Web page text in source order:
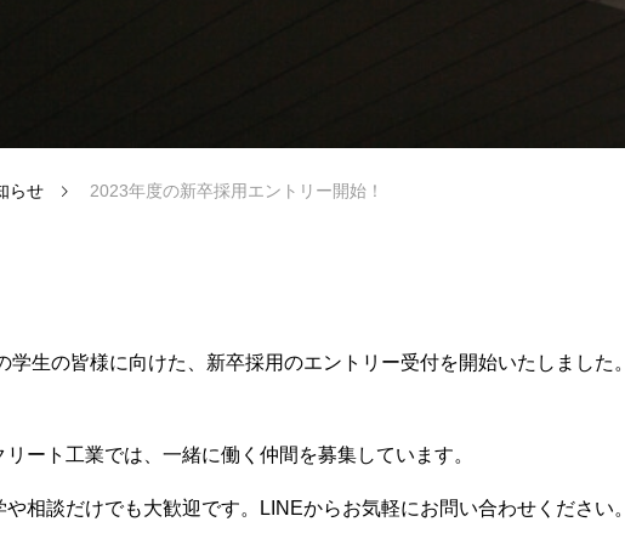
INTERVIEW RECRUIT
らせ 2023年度の新卒採用エントリー開始！
学生の皆様に向けた、新卒採用のエントリー受付を開始いたしました。
リート工業では、一緒に働く仲間を募集しています。
や相談だけでも大歓迎です。LINEからお気軽にお問い合わせください